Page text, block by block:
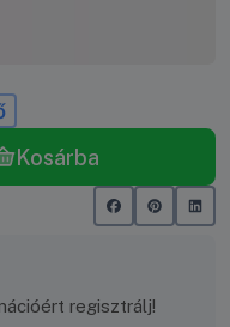
Kosárba
regisztrálj!